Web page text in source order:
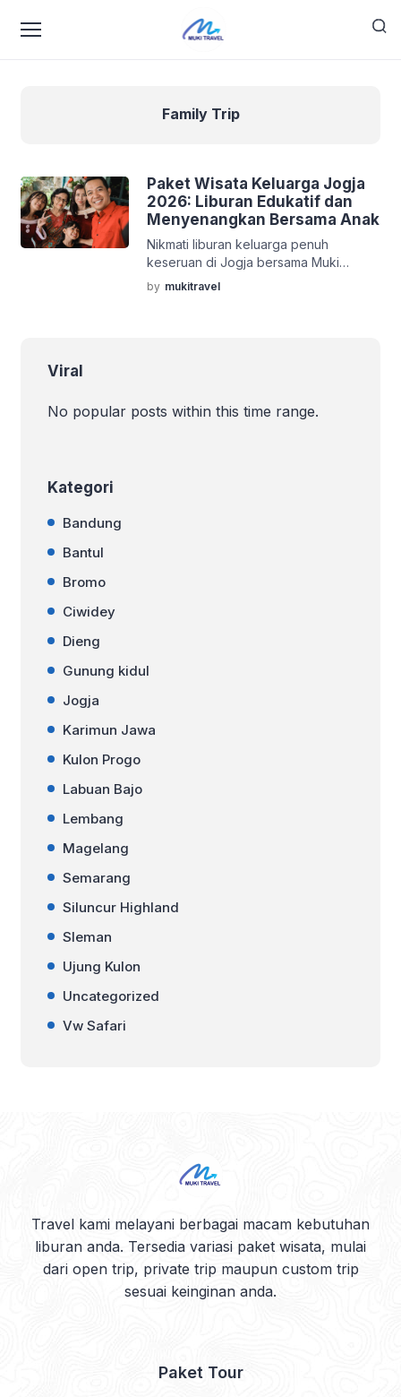
Family Trip
Paket Wisata Keluarga Jogja
2026: Liburan Edukatif dan
Menyenangkan Bersama Anak
Nikmati liburan keluarga penuh
keseruan di Jogja bersama Muki
Travel! Temukan Paket Wisata
Keluarga Jogja 2026 tempat wisata
Surga Liburan Keluarga di Tahun 2026
Yogyakarta atau yang akrab disebut
by mukitravel
Viral
No popular posts within this time range.
Kategori
Bandung
Bantul
Bromo
Ciwidey
Dieng
Gunung kidul
Jogja
Karimun Jawa
Kulon Progo
Labuan Bajo
Lembang
Magelang
Semarang
Siluncur Highland
Sleman
Ujung Kulon
Uncategorized
Vw Safari
Travel kami melayani berbagai macam kebutuhan
liburan anda. Tersedia variasi paket wisata, mulai
dari open trip, private trip maupun custom trip
sesuai keinginan anda.
Paket Tour